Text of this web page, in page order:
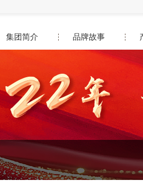
集团简介 品牌故事